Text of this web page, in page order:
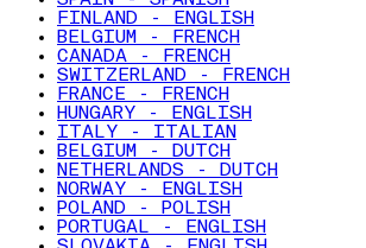
FINLAND - ENGLISH
BELGIUM - FRENCH
CANADA - FRENCH
SWITZERLAND - FRENCH
FRANCE - FRENCH
HUNGARY - ENGLISH
ITALY - ITALIAN
BELGIUM - DUTCH
NETHERLANDS - DUTCH
NORWAY - ENGLISH
POLAND - POLISH
PORTUGAL - ENGLISH